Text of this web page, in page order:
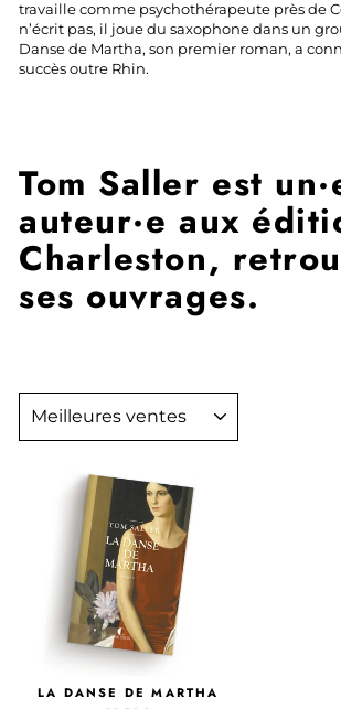
travaille comme psychothérapeute près de
n’écrit pas, il joue du saxophone dans un
Danse de Martha, son premier roman, a
succès outre Rhin.
Tom Saller est
auteur·e aux
Charleston,
ses ouvrages.
APPLIQUER
LA DANSE DE MARTHA